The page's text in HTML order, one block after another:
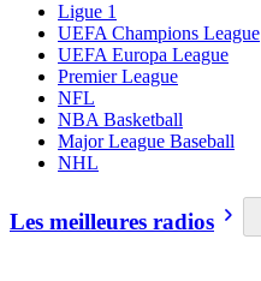
Ligue 1
UEFA Champions League
UEFA Europa League
Premier League
NFL
NBA Basketball
Major League Baseball
NHL
Les meilleures radios